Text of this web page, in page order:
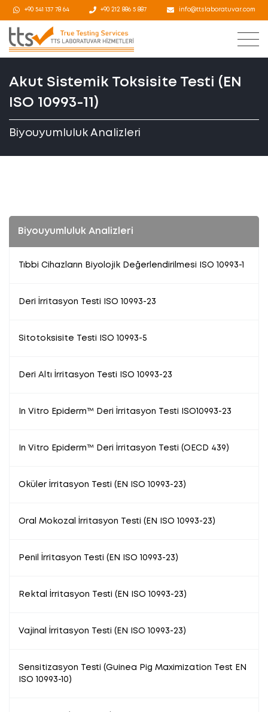
+90 541 137 78 64 +90 212 886 5 887 info@ttslaboratuvar.com
Akut Sistemik Toksisite Testi (EN
ISO 10993-11)
Biyouyumluluk Analizleri
Biyouyumluluk Analizleri
Tıbbi Cihazların Biyolojik Değerlendirilmesi ISO 10993-1
Deri İrritasyon Testi ISO 10993-23
Sitotoksisite Testi ISO 10993-5
Deri Altı İrritasyon Testi ISO 10993-23
In Vitro Epiderm™ Deri İrritasyon Testi ISO10993-23
In Vitro Epiderm™ Deri İrritasyon Testi (OECD 439)
Oküler İrritasyon Testi (EN ISO 10993-23)
Oral Mokozal İrritasyon Testi (EN ISO 10993-23)
Penil İrritasyon Testi (EN ISO 10993-23)
Rektal İrritasyon Testi (EN ISO 10993-23)
Vajinal İrritasyon Testi (EN ISO 10993-23)
Sensitizasyon Testi (Guinea Pig Maximization Test EN
ISO 10993-10)